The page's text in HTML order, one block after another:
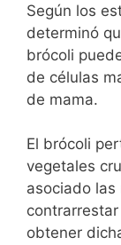
Según los
determinó
brócoli
de células
de mama.
El brócoli
vegetales
asociado
obtener